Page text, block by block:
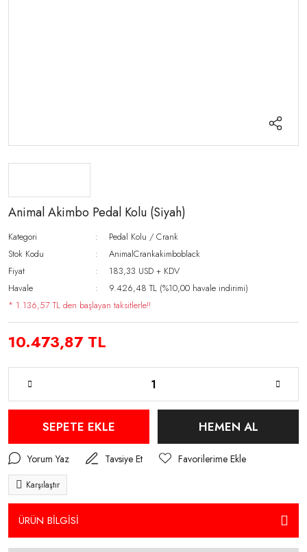
Animal Akimbo Pedal Kolu (Siyah)
Kategori
Pedal Kolu / Crank
Stok Kodu
AnimalCrankakimboblack
Fiyat
183,33 USD + KDV
Havale
9.426,48 TL (%10,00 havale indirimi)
* 1.136,57 TL den başlayan taksitlerle!!
10.473,87 TL
SEPETE EKLE HEMEN AL
Yorum Yaz Tavsiye Et
Karşılaştır
ÜRÜN BİLGİSİ